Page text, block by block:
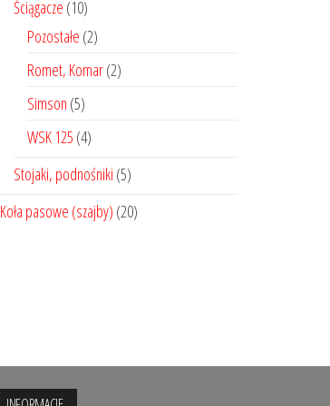
Ściągacze (10)
Pozostałe (2)
Romet, Komar(2)
Simson (5)
WSK 125 (4)
Stojaki, podnośniki (5)
Koła pasowe (szajby) (20)